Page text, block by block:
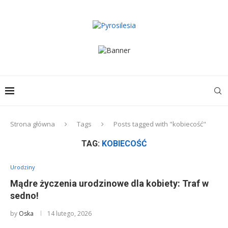
Strona główna Tags Posts tagged with "kobiecość"
TAG: KOBIECOŚĆ
Urodziny
Mądre życzenia urodzinowe dla kobiety: Traf w
sedno!
by Oska 14 lutego, 2026